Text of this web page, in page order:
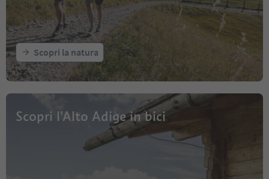
Scopri la natura
Scopri l'Alto Adige in bici